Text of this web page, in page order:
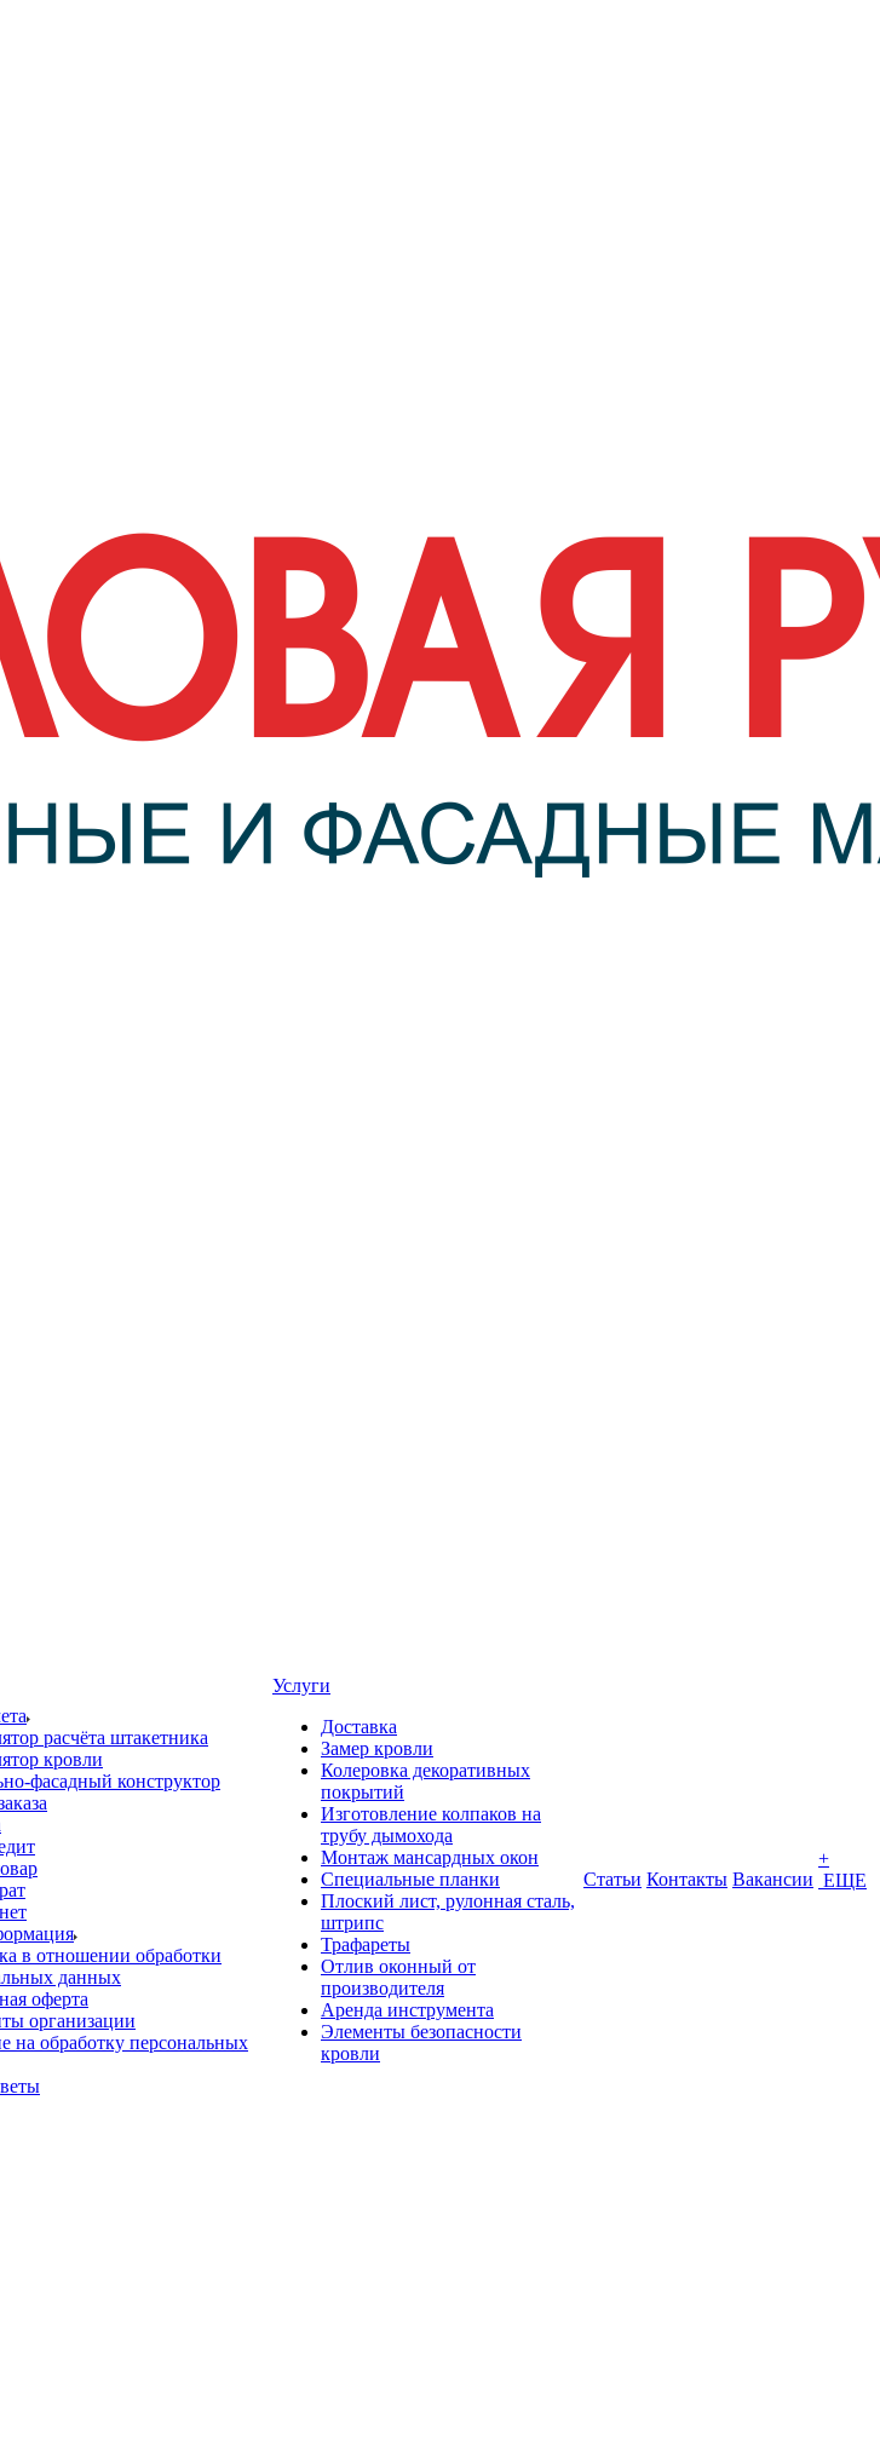
расчёта штакетника
кровли
фасадный конструктор
в отношении обработки
данных
оферта
организации
на обработку персональных
Услуги
Доставка
Замер кровли
Колеровка декоративных
покрытий
Изготовление колпаков на
трубу дымохода
Монтаж мансардных окон
Специальные планки
Плоский лист, рулонная сталь,
штрипс
Трафареты
Отлив оконный от
производителя
Аренда инструмента
Элементы безопасности
кровли
Статьи Контакты Вакансии
+
ЕЩЕ